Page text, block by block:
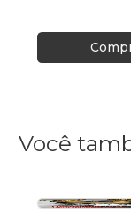
Você